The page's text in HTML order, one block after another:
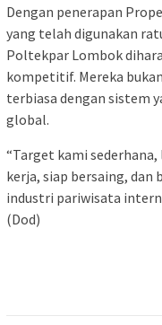
Dengan penerapan
yang telah digunakan
Poltekpar Lombok
kompetitif. Mereka
terbiasa dengan sistem
global.
“Target kami
kerja, siap bersaing, dan
industri pariwisata
(Dod)